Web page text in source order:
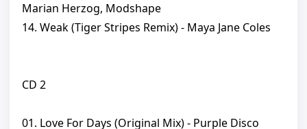
Marian Herzog, Modshape
14. Weak (Tiger Stripes Remix) - Maya Jane Coles
CD 2
01. Love For Days (Original Mix) - Purple Disco